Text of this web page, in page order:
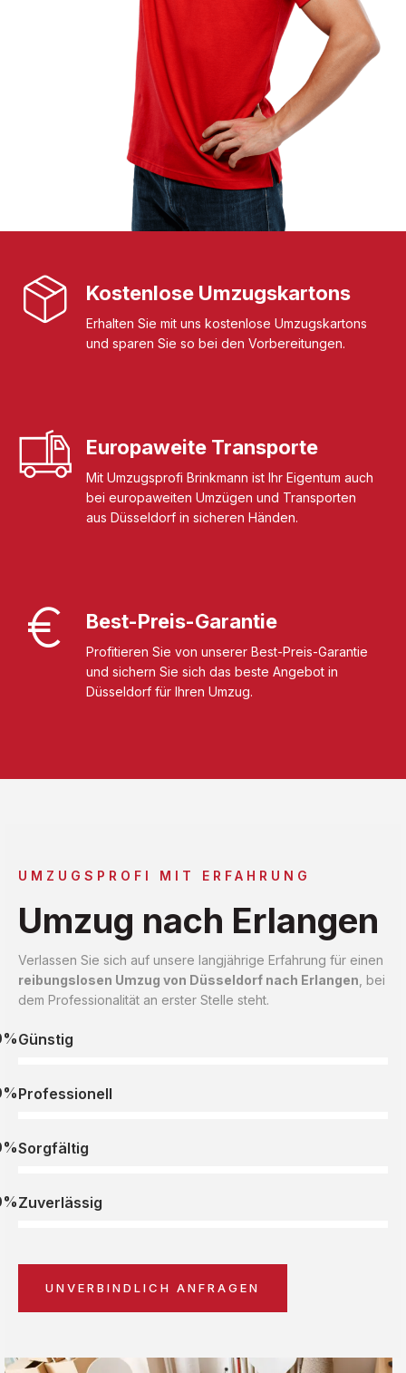
Kostenlose Umzugskartons
Erhalten Sie mit uns kostenlose Umzugskartons
und sparen Sie so bei den Vorbereitungen.
Europaweite Transporte
Mit Umzugsprofi Brinkmann ist Ihr Eigentum auch
bei europaweiten Umzügen und Transporten
aus Düsseldorf in sicheren Händen.
Best-Preis-Garantie
Profitieren Sie von unserer Best-Preis-Garantie
und sichern Sie sich das beste Angebot in
Düsseldorf für Ihren Umzug.
UMZUGSPROFI MIT ERFAHRUNG
Umzug nach Erlangen
Verlassen Sie sich auf unsere langjährige Erfahrung für einen
reibungslosen Umzug von Düsseldorf nach Erlangen , bei
dem Professionalität an erster Stelle steht.
Günstig
Professionell
Sorgfältig
Zuverlässig
UNVERBINDLICH ANFRAGEN